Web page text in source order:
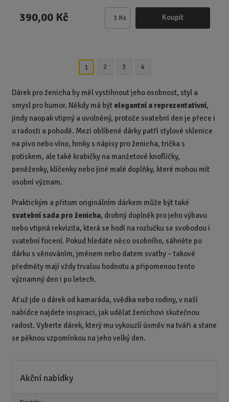
390,00 Kč
Z
p
o
t
Ks Koupit
1 2 3 4
Dárek pro ženicha by měl vystihnout jeho osobnost, styl a
smysl pro humor. Někdy má být elegantní a reprezentativní,
jindy naopak vtipný a uvolněný, protože svatební den je přece i
o radosti a pohodě. Mezi oblíbené dárky patří stylové sklenice
na pivo nebo víno, hrnky s nápisy pro ženicha, trička s
potiskem, ale také krabičky na manžetové knoflíčky,
peněženky, klíčenky nebo jiné malé doplňky, které mohou mít
osobní význam.
Praktickým a přitom originálním dárkem může být také
svatební sada pro ženicha, drobný doplněk pro jeho výbavu
nebo vtipná rekvizita, která se hodí na rozlučku se svobodou i
svatební focení. Pokud hledáte něco osobního, sáhněte po
dárku s věnováním, jménem nebo datem svatby – takové
předměty mají vždy trvalou hodnotu a připomenou tento
významný den i po letech.
Ať už jde o dárek od kamaráda, svědka nebo rodiny, v naší
nabídce najdete inspiraci, jak udělat ženichovi skutečnou
radost. Vyberte dárek, který mu vykouzlí úsměv na tváři a stane
se pěknou vzpomínkou na jeho velký den.
Akční nabídky